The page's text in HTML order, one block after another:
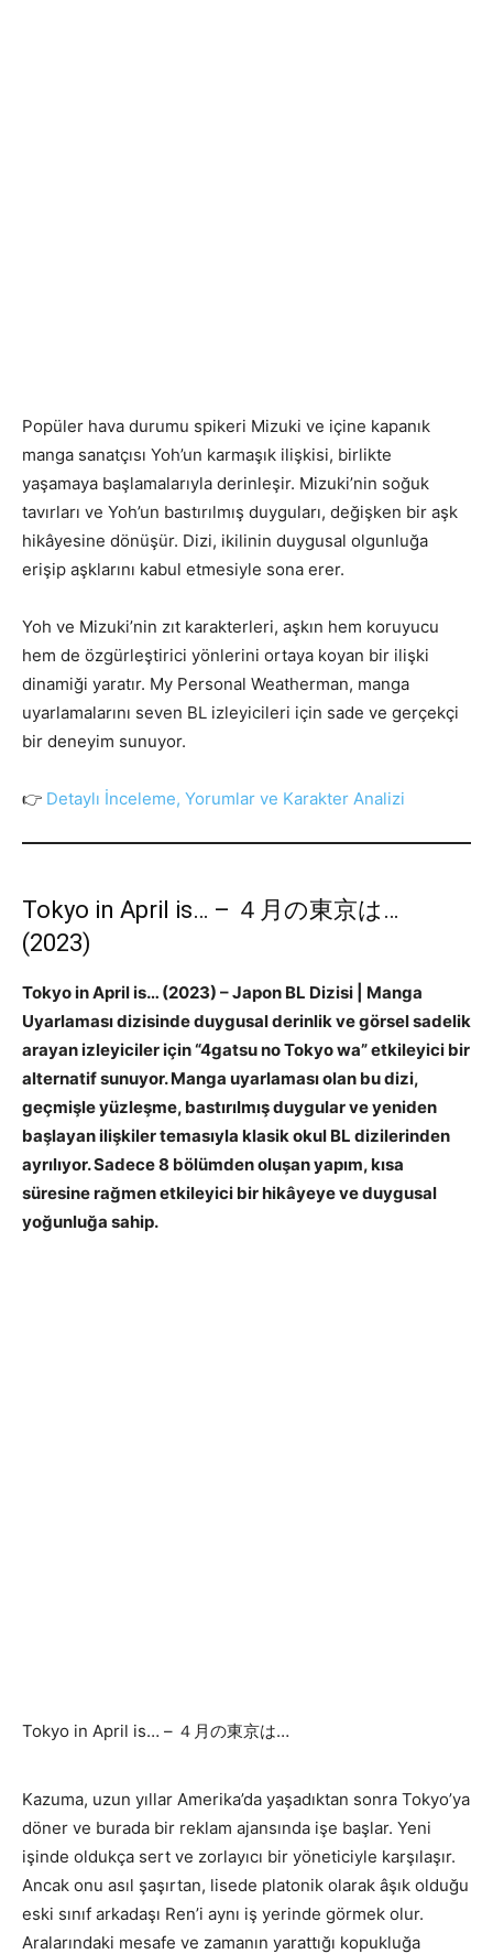
Popüler hava durumu spikeri Mizuki ve içine kapanık
manga sanatçısı Yoh’un karmaşık ilişkisi, birlikte
yaşamaya başlamalarıyla derinleşir. Mizuki’nin soğuk
tavırları ve Yoh’un bastırılmış duyguları, değişken bir aşk
hikâyesine dönüşür. Dizi, ikilinin duygusal olgunluğa
erişip aşklarını kabul etmesiyle sona erer.
Yoh ve Mizuki’nin zıt karakterleri, aşkın hem koruyucu
hem de özgürleştirici yönlerini ortaya koyan bir ilişki
dinamiği yaratır. My Personal Weatherman, manga
uyarlamalarını seven BL izleyicileri için sade ve gerçekçi
bir deneyim sunuyor.
👉 Detaylı İnceleme, Yorumlar ve Karakter Analizi
Tokyo in April is… – ４月の東京は…
(2023)
Tokyo in April is… (2023) – Japon BL Dizisi | Manga
Uyarlaması dizisinde duygusal derinlik ve görsel sadelik
arayan izleyiciler için “4gatsu no Tokyo wa” etkileyici bir
alternatif sunuyor. Manga uyarlaması olan bu dizi,
geçmişle yüzleşme, bastırılmış duygular ve yeniden
başlayan ilişkiler temasıyla klasik okul BL dizilerinden
ayrılıyor. Sadece 8 bölümden oluşan yapım, kısa
süresine rağmen etkileyici bir hikâyeye ve duygusal
yoğunluğa sahip.
Tokyo in April is… – ４月の東京は…
Kazuma, uzun yıllar Amerika’da yaşadıktan sonra Tokyo’ya
döner ve burada bir reklam ajansında işe başlar. Yeni
işinde oldukça sert ve zorlayıcı bir yöneticiyle karşılaşır.
Ancak onu asıl şaşırtan, lisede platonik olarak âşık olduğu
eski sınıf arkadaşı Ren’i aynı iş yerinde görmek olur.
Aralarındaki mesafe ve zamanın yarattığı kopukluğa